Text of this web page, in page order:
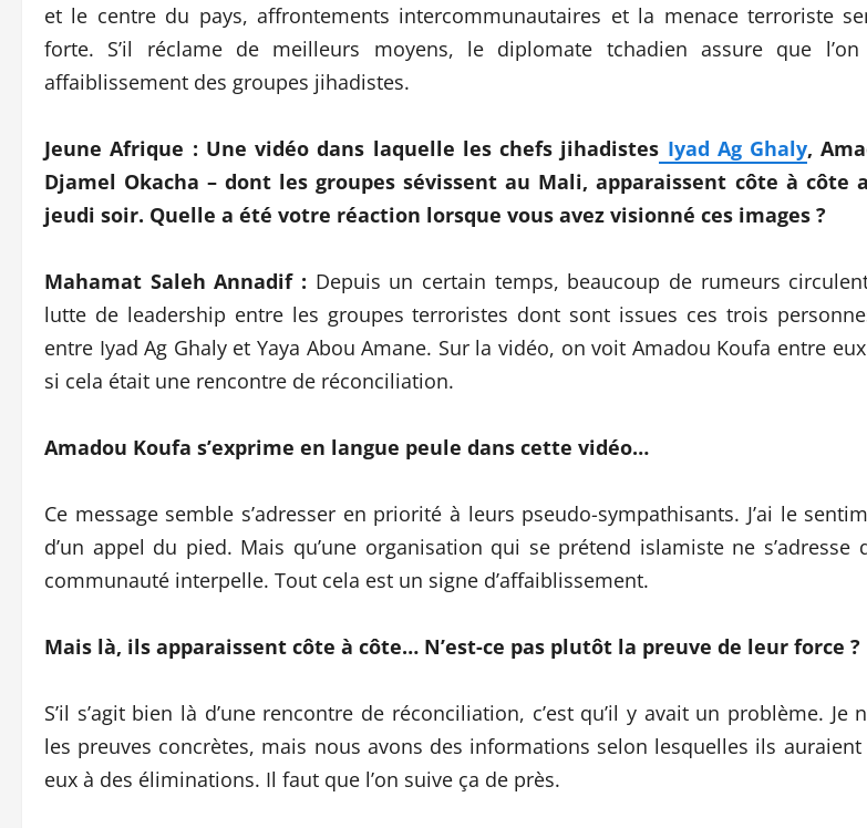
et le centre du pays, affrontements intercommunautaires et la menace terroriste
forte. S’il réclame de meilleurs moyens, le diplomate tchadien assure que
affaiblissement des groupes jihadistes.
Jeune Afrique : Une vidéo dans laquelle les chefs jihadistes Iyad Ag Ghaly,
Djamel Okacha – dont les groupes sévissent au Mali, apparaissent côte à côte
jeudi soir. Quelle a été votre réaction lorsque vous avez visionné ces images ?
Mahamat Saleh Annadif : Depuis un certain temps, beaucoup de rumeurs
lutte de leadership entre les groupes terroristes dont sont issues ces trois
entre Iyad Ag Ghaly et Yaya Abou Amane. Sur la vidéo, on voit Amadou Koufa entre
si cela était une rencontre de réconciliation.
Amadou Koufa s’exprime en langue peule dans cette vidéo…
Ce message semble s’adresser en priorité à leurs pseudo-sympathisants. J’ai le
d’un appel du pied. Mais qu’une organisation qui se prétend islamiste ne s’adresse
communauté interpelle. Tout cela est un signe d’affaiblissement.
Mais là, ils apparaissent côte à côte… N’est-ce pas plutôt la preuve de leur force ?
S’il s’agit bien là d’une rencontre de réconciliation, c’est qu’il y avait un problème. Je
les preuves concrètes, mais nous avons des informations selon lesquelles ils
eux à des éliminations. Il faut que l’on suive ça de près.